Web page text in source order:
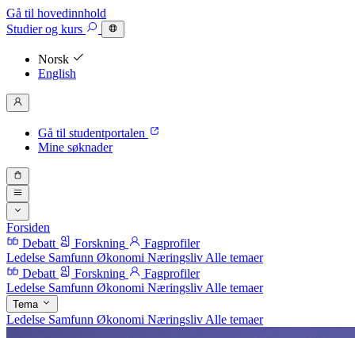
Gå til hovedinnhold
Studierog kurs
Norsk
English
Gå til studentportalen
Mine søknader
Forsiden
Debatt
Forskning
Fagprofiler
Ledelse Samfunn Økonomi Næringsliv Alle temaer
Debatt
Forskning
Fagprofiler
Ledelse Samfunn Økonomi Næringsliv Alle temaer
Tema
Ledelse Samfunn Økonomi Næringsliv Alle temaer